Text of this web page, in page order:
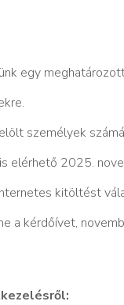
egy
személyek
elérhető 2025.
kitöltést
a kérdőívet,